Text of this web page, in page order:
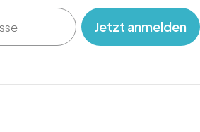
‎ ‎ ‎ Jetzt anmelden‎ ‎ ‎ ‎